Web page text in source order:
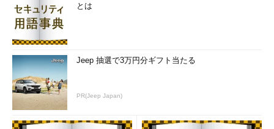
とは
Jeep 抽選で3万円分ギフト当たる
PR(Jeep Japan)